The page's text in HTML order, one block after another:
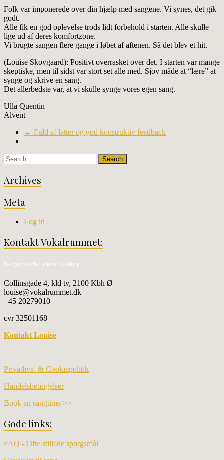
Folk var imponerede over din hjælp med sangene. Vi synes, det gik
godt.
Alle fik en god oplevelse trods lidt forbehold i starten. Alle skulle
lige ud af deres komfortzone.
Vi brugte sangen flere gange i løbet af aftenen. Så det blev et hit.
(Louise Skovgaard): Positivt overrasket over det. I starten var mange
skeptiske, men til sidst var stort set alle med. Sjov måde at “lære” at
synge og skrive en sang.
Det allerbedste var, at vi skulle synge vores egen sang.
Ulla Quentin
Alvent
← Fuld af latter og god konstruktiv feedback
Archives
Meta
Log in
Kontakt Vokalrummet:
Sangcoach Louise Bøttern
Collinsgade 4, kld tv, 2100 Kbh Ø
louise@vokalrummet.dk
+45 20279010
cvr 32501168
Kontakt Louise
Privatlivs- & Cookiepolitik
Handelsbetingelser
Book en sangtime >>
Gode links:
FAQ - Ofte stillede spørgsmål